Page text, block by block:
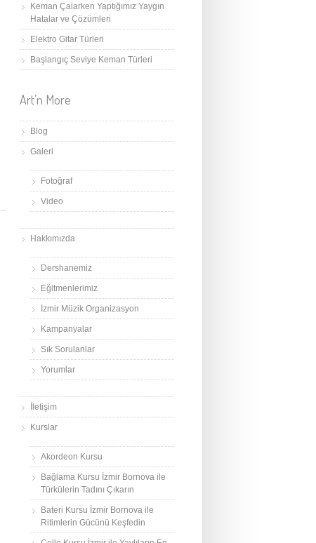
Keman Çalarken Yaptığımız Yaygın
Hatalar ve Çözümleri
Elektro Gitar Türleri
Başlangıç Seviye Keman Türleri
Art’n More
Blog
Galeri
Fotoğraf
Video
Hakkımızda
Dershanemiz
Eğitmenlerimiz
İzmir Müzik Organizasyon
Kampanyalar
Sık Sorulanlar
Yorumlar
İletişim
Kurslar
Akordeon Kursu
Bağlama Kursu İzmir Bornova ile
Türkülerin Tadını Çıkarın
Bateri Kursu İzmir Bornova ile
Ritimlerin Gücünü Keşfedin